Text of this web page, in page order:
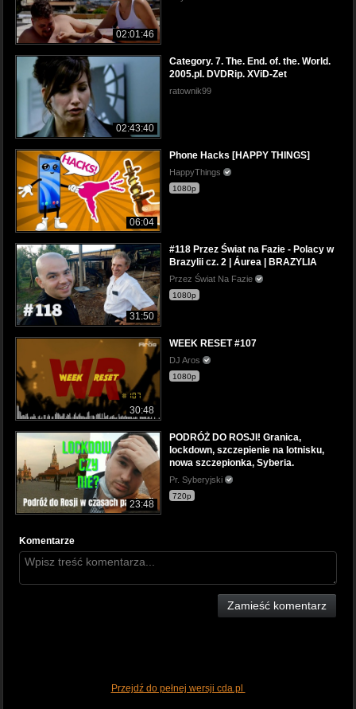
02:01:46
02:43:40
Category. 7. The. End. of. the. World.
2005.pl. DVDRip. XViD-Zet
ratownik99
06:04
Phone Hacks [HAPPY THINGS]
HappyThings
1080p
31:50
#118 Przez Świat na Fazie - Polacy w
Brazylii cz. 2 | Áurea | BRAZYLIA
Przez Świat Na Fazie
1080p
30:48
WEEK RESET #107
DJ Aros
1080p
23:48
PODRÓŻ DO ROSJI! Granica,
lockdown, szczepienie na lotnisku,
nowa szczepionka, Syberia.
Pr. Syberyjski
720p
Komentarze
Zamieść komentarz
Przejdź do pełnej wersji cda.pl